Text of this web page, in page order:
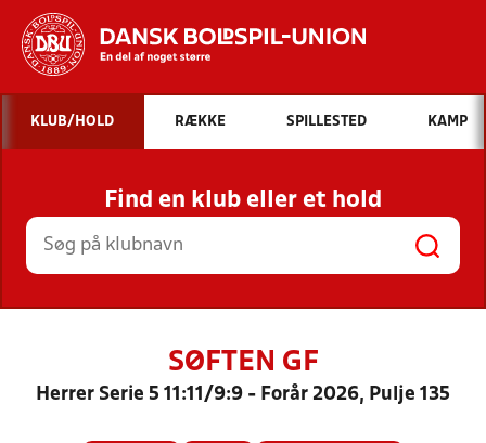
Hvad vil du søge efter?
INDHOLD OG NYHEDER
STILLINGER, RESULTATER, KLUBBER OG
HOLD
KLUB/HOLD RÆKKE SPILLESTED KAMP
Find en klub eller et hold
SØFTEN GF
Herrer Serie 5 11:11/9:9 - Forår 2026, Pulje 135